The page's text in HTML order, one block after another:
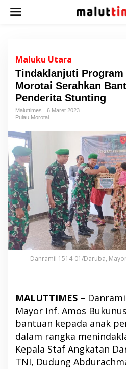
Maluku Utara
Tindaklanjuti Program
Morotai Serahkan
Penderita Stunting
Maluttimes
6 Maret 2023
Pulau Morotai
Danramil 1514-01/Daruba,
MALUTTIMES –
Mayor Inf. Amos
bantuan kepada anak
dalam rangka
Kepala Staf Angkatan
TNI, Dudung